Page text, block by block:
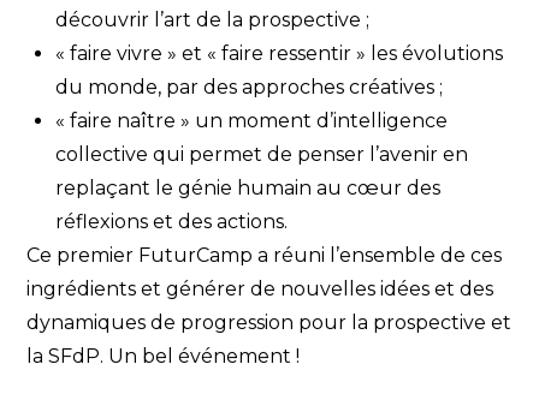
découvrir l’art de la prospective ;
« faire vivre » et « faire ressentir » les évolutions
du monde, par des approches créatives ;
« faire naître » un moment d’intelligence
collective qui permet de penser l’avenir en
replaçant le génie humain au cœur des
réflexions et des actions.
Ce premier FuturCamp a réuni l’ensemble de ces
ingrédients et générer de nouvelles idées et des
dynamiques de progression pour la prospective et
la SFdP. Un bel événement !